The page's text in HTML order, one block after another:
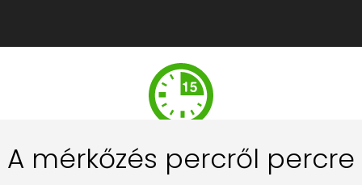
A mérkőzés percről percre